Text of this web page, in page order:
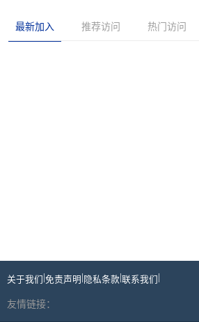
最新加入 推荐访问 热门访问
关于我们 免责声明 隐私条款 联系我们
友情链接：